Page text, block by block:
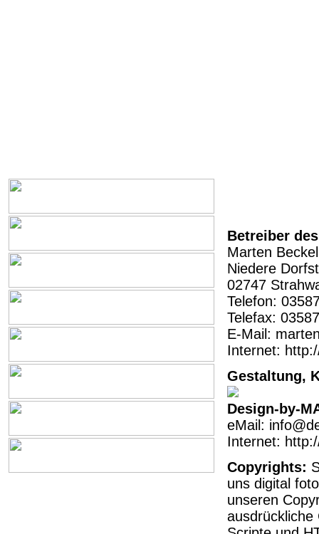
Betreiber
Marten Beckel
Niedere
02747
Telefon:
Telefax:
E-Mail:
Internet:
Gestaltung,
Design-by-
eMail:
Internet:
Copyrights:
uns digital
unseren
ausdrückliche